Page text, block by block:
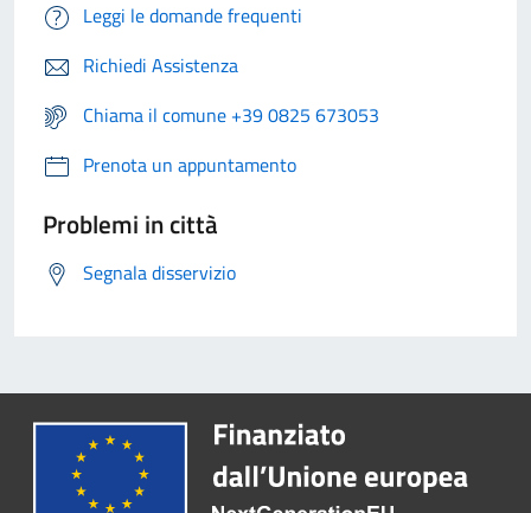
Leggi le domande frequenti
Richiedi Assistenza
Chiama il comune +39 0825 673053
Prenota un appuntamento
Problemi in città
Segnala disservizio